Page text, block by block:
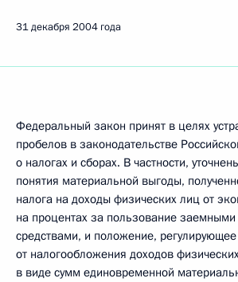
31 декабря 2004 года
Федеральный закон принят в целях
пробелов в законодательстве
о налогах и сборах. В частности,
понятия материальной выгоды,
налога на доходы физических лиц от
на процентах за пользование
средствами, и положение,
от налогообложения доходов
в виде сумм единовременной